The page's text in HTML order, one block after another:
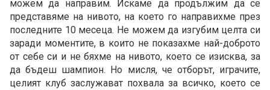
можем да направим. Искаме да продължим да се
представяме на нивото, на което го направихме през
последните 10 месеца. Не можем да изгубим целта си
заради моментите, в които не показахме най-доброто
от себе си и не бяхме на нивото, което се изисква, за
да бъдеш шампион. Но мисля, че отборът, играчите,
целият клуб заслужават похвала за всичко, което се